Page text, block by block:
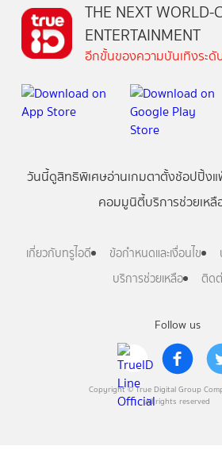
Follow us
Copyright © True Digital Group
All rights reserved
THE NEXT WORLD-
ENTERTAINMENT
อีกขั้นของความบันเทิงระดั
วันนี้ดูสิทธิพิเศษอ่านเกมตาตั้งช้อปปิ้ง
คอมมูนิตี้บริการช่วยเหลื
เกี่ยวกับทรูไอดี ข้อกำหนดและเงื่อนไข
บริการช่วยเหลือ
ติดต่